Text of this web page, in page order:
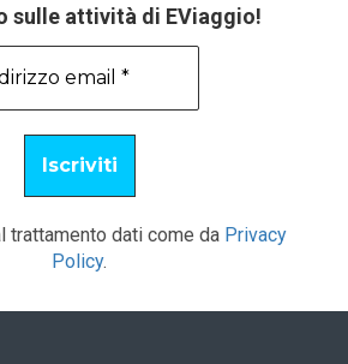
sulle attività di EViaggio!
trattamento dati come da Privacy
Policy.